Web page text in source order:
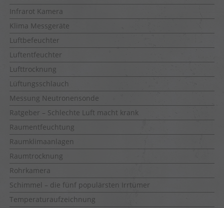
Infrarot Kamera
Klima Messgeräte
Luftbefeuchter
Luftentfeuchter
Lufttrocknung
Lüftungsschlauch
Messung Neutronensonde
Ratgeber – Schlechte Luft macht krank
Raumentfeuchtung
Raumklimaanlagen
Raumtrocknung
Rohrkamera
Schimmel – die fünf populärsten Irrtümer
Temperaturaufzeichnung